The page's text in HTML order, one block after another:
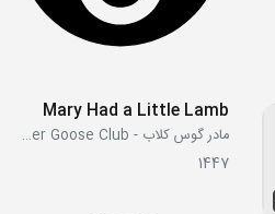
Mary Had a Little Lamb
مادر گوس کلاب - Mother Goose Club
1447